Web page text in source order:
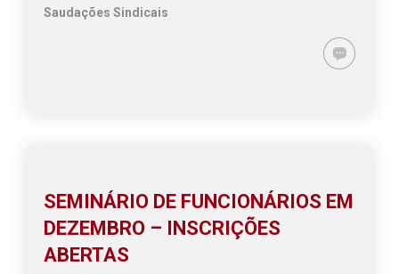
Saudações Sindicais
SEMINÁRIO DE FUNCIONÁRIOS EM
DEZEMBRO – INSCRIÇÕES
ABERTAS